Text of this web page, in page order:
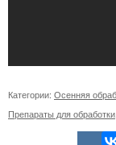
Категории: Осенняя
Препараты для обработки